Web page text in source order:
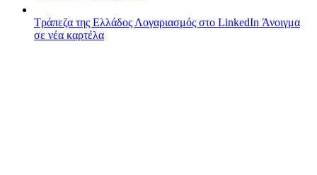
Τράπεζα της Ελλάδος Λογαριασμός στο LinkedIn Άνοιγμα
σε νέα καρτέλα